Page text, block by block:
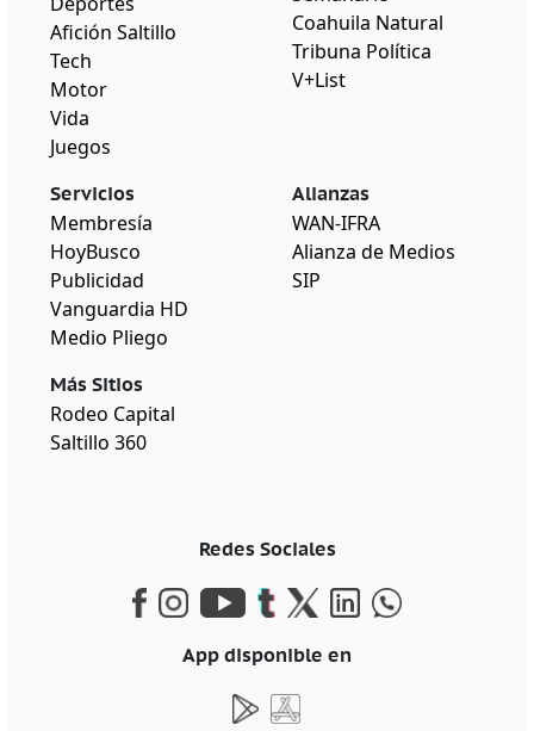
Afición Saltillo
Tech
Motor
Vida
Juegos
Coahuila Natural
Tribuna Política
V+List
Servicios
Membresía
HoyBusco
Publicidad
Vanguardia HD
Medio Pliego
Más Sitios
Rodeo Capital
Saltillo 360
Alianzas
WAN-IFRA
Alianza de Medios
SIP
Redes Sociales
App disponible en